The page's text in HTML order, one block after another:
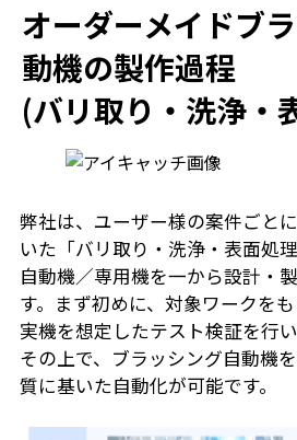
オーダーメイドブ
動機の製作過程
(バリ取り・洗浄・
弊社は、ユーザー様の案件ごと
いた「バリ取り・洗浄・表面処
自動機／専用機を一から設計・
す。まず初めに、対象ワークを
実機を想定したテスト検証を行い
その上で、ブラッシング自動機
質に基いた自動化が可能です。